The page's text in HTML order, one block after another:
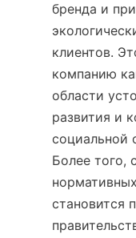
бренда и
клиентов.
компанию
области
развития и
социальной
Более того,
становится